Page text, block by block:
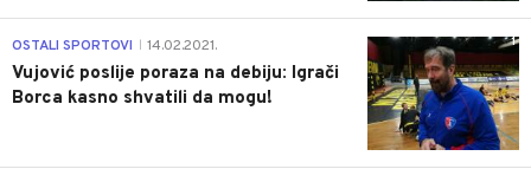
1
OSTALI SPORTOVI 14.02.2021.
Vujović poslije poraza na debiju: Igrači
Borca kasno shvatili da mogu!